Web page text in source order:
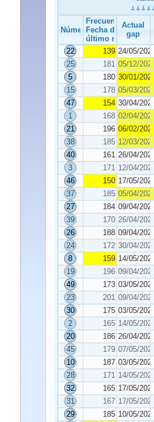
Número
Frecuencia
Fecha del
último número
Actual
gap
22 139 24/05/2024
25
181 05/12/2023
5
180 30/01/2024
15
178 05/03/2024
47
154 30/04/2024
1
168 02/04/2024
21
196 06/02/2024
38
185 12/03/2024
40
161 26/04/2024
3
171 12/04/2024
46
150 17/05/2024
37
185 05/04/2024
27
184 09/04/2024
39
170 26/04/2024
26
188 09/04/2024
24
172 30/04/2024
8
159 14/05/2024
19
196 09/04/2024
49
173 03/05/2024
23
201 09/04/2024
30
175 03/05/2024
2
165 14/05/2024
20
186 26/04/2024
45
179 07/05/2024
10
187 03/05/2024
28
171 14/05/2024
32
165 17/05/2024
31
167 17/05/2024
29
185 10/05/2024